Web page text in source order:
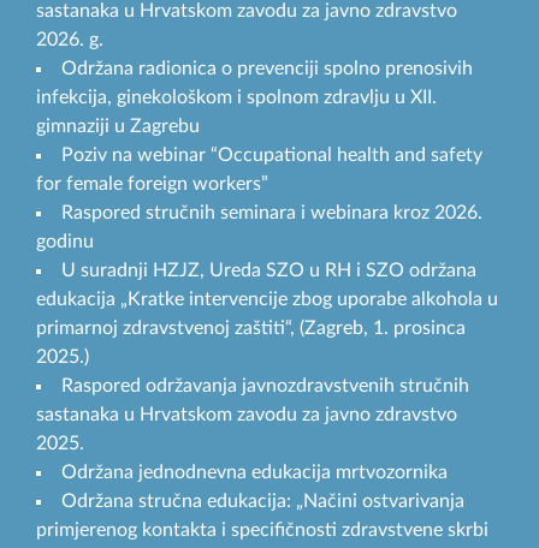
sastanaka u Hrvatskom zavodu za javno zdravstvo
2026. g.
Održana radionica o prevenciji spolno prenosivih
infekcija, ginekološkom i spolnom zdravlju u XII.
gimnaziji u Zagrebu
Poziv na webinar “Occupational health and safety
for female foreign workers”
Raspored stručnih seminara i webinara kroz 2026.
godinu
U suradnji HZJZ, Ureda SZO u RH i SZO održana
edukacija „Kratke intervencije zbog uporabe alkohola u
primarnoj zdravstvenoj zaštiti“, (Zagreb, 1. prosinca
2025.)
Raspored održavanja javnozdravstvenih stručnih
sastanaka u Hrvatskom zavodu za javno zdravstvo
2025.
Održana jednodnevna edukacija mrtvozornika
Održana stručna edukacija: „Načini ostvarivanja
primjerenog kontakta i specifičnosti zdravstvene skrbi